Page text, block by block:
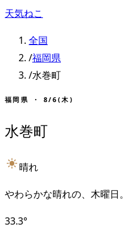
天気ねこ
全国
/福岡県
/水巻町
福岡県 ・ 8/6(木)
水巻町
晴れ
やわらかな晴れの、木曜日。
33.3°